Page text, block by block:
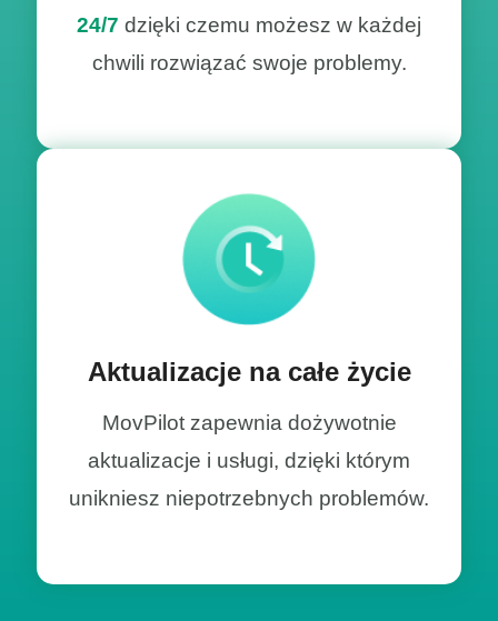
24/7 dzięki czemu możesz w każdej
chwili rozwiązać swoje problemy.
Aktualizacje na całe życie
MovPilot zapewnia dożywotnie
aktualizacje i usługi, dzięki którym
unikniesz niepotrzebnych problemów.